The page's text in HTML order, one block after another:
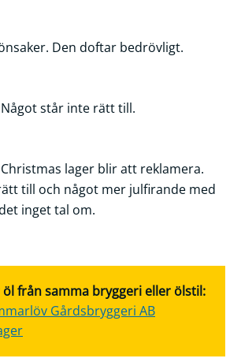
Den doftar bedrövligt.
står inte rätt till.
lager blir att reklamera.
till och något mer julfirande med
inget tal om.
från samma bryggeri eller ölstil:
Gårdsbryggeri AB